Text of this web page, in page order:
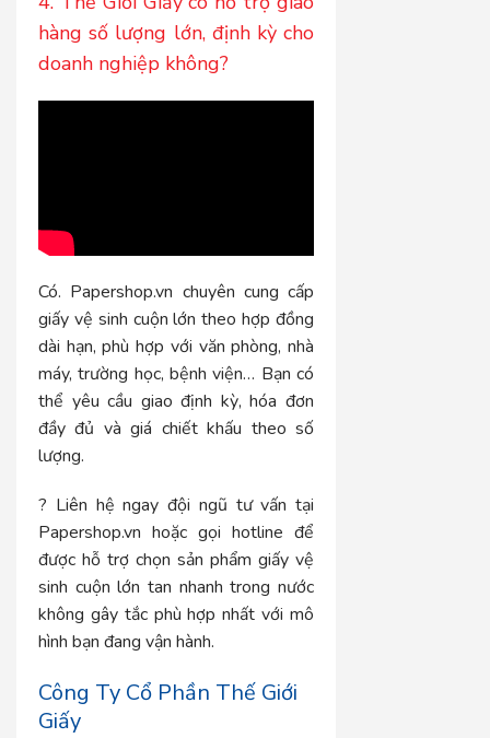
hàng số lượng lớn, định kỳ cho
doanh nghiệp không?
Có. Papershop.vn chuyên cung cấp
giấy vệ sinh cuộn lớn theo hợp đồng
dài hạn, phù hợp với văn phòng, nhà
máy, trường học, bệnh viện… Bạn có
thể yêu cầu giao định kỳ, hóa đơn
đầy đủ và giá chiết khấu theo số
lượng.
? Liên hệ ngay đội ngũ tư vấn tại
Papershop.vn hoặc gọi hotline để
được hỗ trợ chọn sản phẩm giấy vệ
sinh cuộn lớn tan nhanh trong nước
không gây tắc phù hợp nhất với mô
hình bạn đang vận hành.
Công Ty Cổ Phần Thế Giới
Giấy